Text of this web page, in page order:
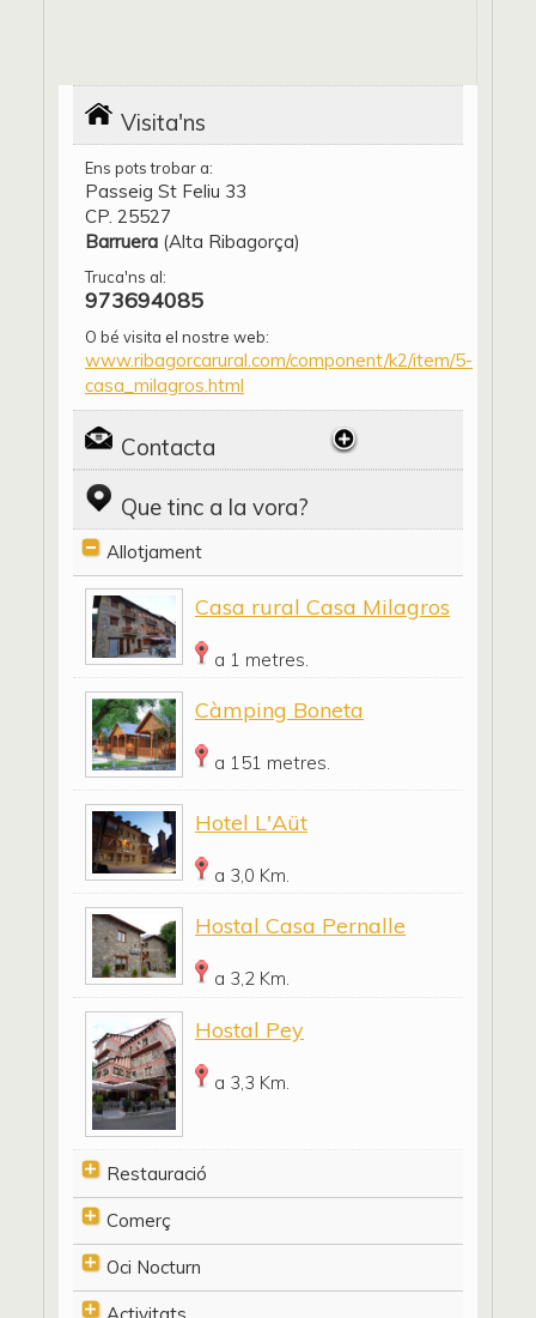
Visita'ns
Ens pots trobar a:
Passeig St Feliu 33
CP. 25527
Barruera (Alta Ribagorça)
Truca'ns al:
973694085
O bé visita el nostre web:
www.ribagorcarural.com/component/k2/item/5-
casa_milagros.html
Contacta
Que tinc a la vora?
Allotjament
Casa rural Casa Milagros
a 1 metres.
Càmping Boneta
a 151 metres.
Hotel L'Aüt
a 3,0 Km.
Hostal Casa Pernalle
a 3,2 Km.
Hostal Pey
a 3,3 Km.
Restauració
Comerç
Oci Nocturn
Activitats